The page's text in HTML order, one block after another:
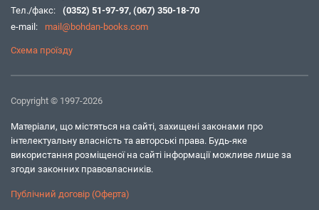
Тел./факс:
(0352) 51-97-97, (067) 350-18-70
e-mail:
mail@bohdan-books.com
Схема проїзду
Copyright © 1997-2026
Матеріали, що містяться на сайті, захищені законами про
інтелектуальну власність та авторські права. Будь-яке
використання розміщеної на сайті інформації можливе лише за
згоди законних правовласників.
Публічний договір (Оферта)